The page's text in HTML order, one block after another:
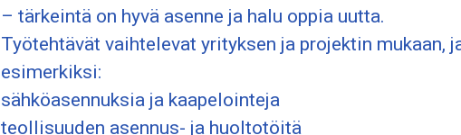
– tärkeintä on hyvä asenne ja halu oppia uutta.
Työtehtävät vaihtelevat yrityksen ja projektin mukaan,
esimerkiksi:
sähköasennuksia ja kaapelointeja
teollisuuden asennus- ja huoltotöitä